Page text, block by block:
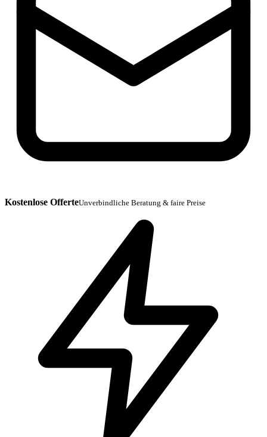
Kostenlose OfferteUnverbindliche Beratung & faire Preise